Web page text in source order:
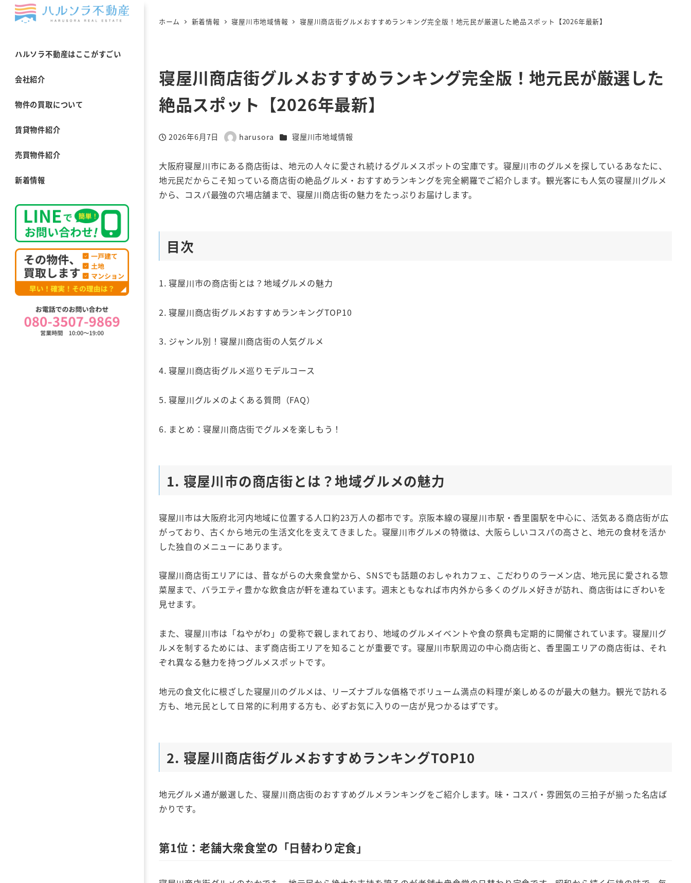
ハルソラ不動産はここがすごい
会社紹介
物件の買取について
賃貸物件紹介
売買物件紹介
新着情報
ホーム 新着情報 寝屋川市地域情報 寝屋川商店街グルメおすすめランキング完全版！地元民が厳選した絶品スポット【2026年最新】
寝屋川商店街グルメおすすめランキング完全版！地元民が厳選した
絶品スポット【2026年最新】
投稿日
2026年6月7日
著
harusora カテゴリー
寝屋川市地域情報
大阪府寝屋川市にある商店街は、地元の人々に愛され続けるグルメスポットの宝庫です。寝屋川市のグルメを探しているあなたに、
地元民だからこそ知っている商店街の絶品グルメ・おすすめランキングを完全網羅でご紹介します。観光客にも人気の寝屋川グルメ
から、コスパ最強の穴場店舗まで、寝屋川商店街の魅力をたっぷりお届けします。
目次
1. 寝屋川市の商店街とは？地域グルメの魅力
2. 寝屋川商店街グルメおすすめランキングTOP10
3. ジャンル別！寝屋川商店街の人気グルメ
4. 寝屋川商店街グルメ巡りモデルコース
5. 寝屋川グルメのよくある質問（FAQ）
6. まとめ：寝屋川商店街でグルメを楽しもう！
1. 寝屋川市の商店街とは？地域グルメの魅力
寝屋川市は大阪府北河内地域に位置する人口約23万人の都市です。京阪本線の寝屋川市駅・香里園駅を中心に、活気ある商店街が広
がっており、古くから地元の生活文化を支えてきました。寝屋川市グルメの特徴は、大阪らしいコスパの高さと、地元の食材を活か
した独自のメニューにあります。
寝屋川商店街エリアには、昔ながらの大衆食堂から、SNSでも話題のおしゃれカフェ、こだわりのラーメン店、地元民に愛される惣
菜屋まで、バラエティ豊かな飲食店が軒を連ねています。週末ともなれば市内外から多くのグルメ好きが訪れ、商店街はにぎわいを
見せます。
また、寝屋川市は「ねやがわ」の愛称で親しまれており、地域のグルメイベントや食の祭典も定期的に開催されています。寝屋川グ
ルメを制するためには、まず商店街エリアを知ることが重要です。寝屋川市駅周辺の中心商店街と、香里園エリアの商店街は、それ
ぞれ異なる魅力を持つグルメスポットです。
地元の食文化に根ざした寝屋川のグルメは、リーズナブルな価格でボリューム満点の料理が楽しめるのが最大の魅力。観光で訪れる
方も、地元民として日常的に利用する方も、必ずお気に入りの一店が見つかるはずです。
2. 寝屋川商店街グルメおすすめランキングTOP10
地元グルメ通が厳選した、寝屋川商店街のおすすめグルメランキングをご紹介します。味・コスパ・雰囲気の三拍子が揃った名店ば
かりです。
第1位：老舗大衆食堂の「日替わり定食」